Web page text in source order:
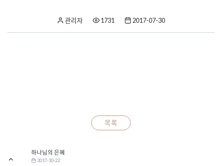
관리자 1731 2017-07-30
목록
하나님의 은혜
2017-10-22